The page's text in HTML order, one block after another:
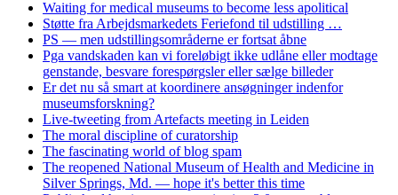
Waiting for medical museums to become less apolitical
Støtte fra Arbejdsmarkedets Feriefond til udstilling …
PS — men udstillingsområderne er fortsat åbne
Pga vandskaden kan vi foreløbigt ikke udlåne eller modtage
genstande, besvare forespørgsler eller sælge billeder
Er det nu så smart at koordinere ansøgninger indenfor
museumsforskning?
Live-tweeting from Artefacts meeting in Leiden
The moral discipline of curatorship
The fascinating world of blog spam
The reopened National Museum of Health and Medicine in
Silver Springs, Md. — hope it's better this time